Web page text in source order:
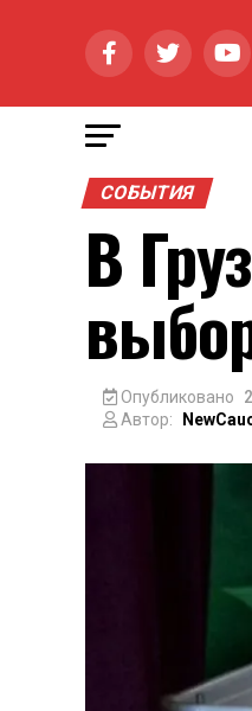
СОБЫТИЯ
В
Опубликовано
Автор: